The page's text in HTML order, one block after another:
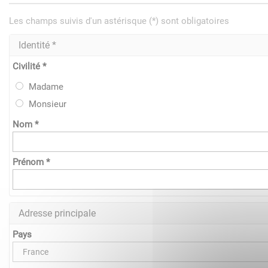
Les champs suivis d'un astérisque (*) sont obligatoires
Identité *
Civilité *
Madame
Monsieur
Nom *
Prénom *
Adresse principale
Pays
France